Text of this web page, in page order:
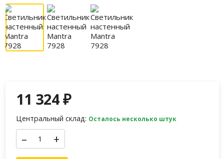
11 324₽
Центральный склад: Осталось несколько штук
– +